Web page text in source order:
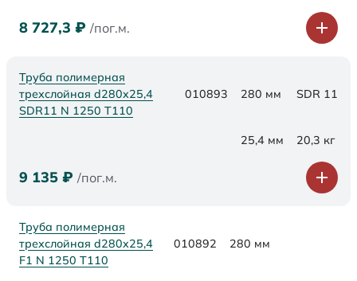
8 727,3 ₽ /пог.м.
Труба полимерная
трехслойная d280x25,4
SDR11 N 1250 Т110
010893 280 мм SDR 11
25,4 мм 20,3 кг
9 135 ₽ /пог.м.
Труба полимерная
трехслойная d280x25,4
F1 N 1250 Т110
010892 280 мм